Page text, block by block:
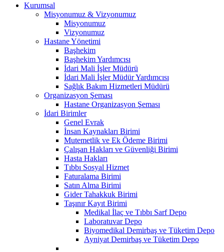
Kurumsal
Misyonumuz & Vizyonumuz
Misyonumuz
Vizyonumuz
Hastane Yönetimi
Başhekim
Başhekim Yardımcısı
İdari Mali İşler Müdürü
İdari Mali İşler Müdür Yardımcısı
Sağlık Bakım Hizmetleri Müdürü
Organizasyon Şeması
Hastane Organizasyon Şeması
İdari Birimler
Genel Evrak
İnsan Kaynakları Birimi
Mutemetlik ve Ek Ödeme Birimi
Çalışan Hakları ve Güvenliği Birimi
Hasta Hakları
Tıbbı Sosyal Hizmet
Faturalama Birimi
Satın Alma Birimi
Gider Tahakkuk Birimi
Taşınır Kayıt Birimi
Medikal İlaç ve Tıbbı Sarf Depo
Laboratuvar Depo
Biyomedikal Demirbaş ve Tüketim Depo
Ayniyat Demirbaş ve Tüketim Depo